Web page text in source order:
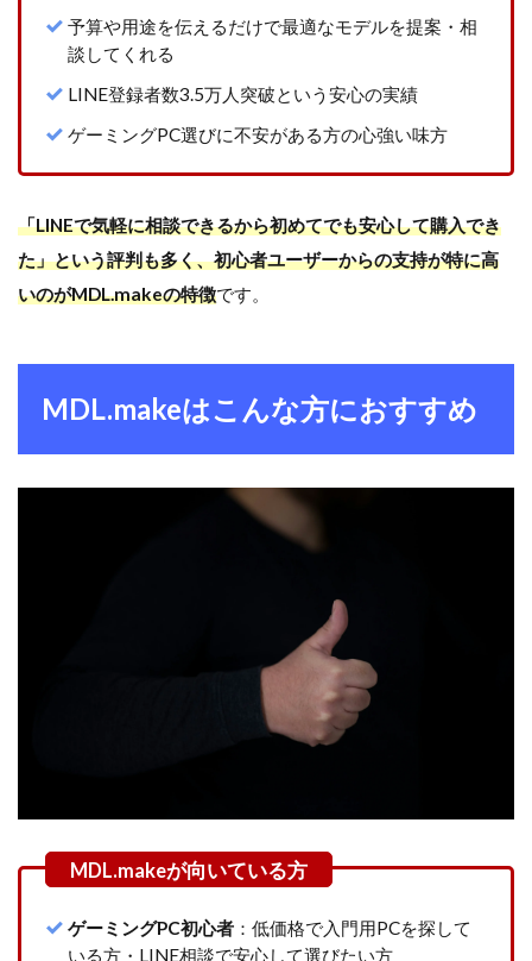
アク
リル
製パ
イプ
ル
3.6
ング最強
コスパ】
Ryzen 7
7800X3D
【AMD完
スパ最
が三拍子
択肢
MDL.make
に関する
予算や用途を伝えるだけで最適なモデルを提案・相
談してくれる
LINE登録者数3.5万人突破という安心の実績
ゲーミングPC選びに不安がある方の心強い味方
「LINEで気軽に相談できるから初めてでも安心して購入でき
た」という評判も多く、初心者ユーザーからの支持が特に高
いのがMDL.makeの特徴です。
MDL.makeはこんな方におすすめ
ゲーミングPC初心者：低価格で入門用PCを探して
いる方・LINE相談で安心して選びたい方